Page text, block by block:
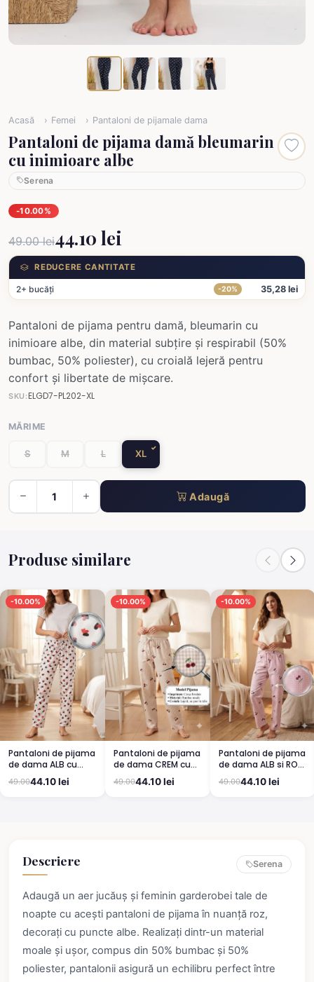
Acasă Femei Pantaloni de pijamale dama
Pantaloni de pijama damă bleumarin
cu inimioare albe
Serena
-10.00%
49.00 lei44.10 lei
REDUCERE CANTITATE
2+ bucăți -20% 35,28 lei
Pantaloni de pijama pentru damă, bleumarin cu
inimioare albe, din material subțire și respirabil (50%
bumbac, 50% poliester), cu croială lejeră pentru
confort și libertate de mișcare.
SKU:ELGD7-PL202-XL
MĂRIME
S M L XL
Adaugă
Produse similare
-10.00%
Pantaloni de pijama
de dama ALB cu
buburuze
49.0044.10 lei
-10.00%
Pantaloni de pijama
de dama CREM cu
CIRESE
49.0044.10 lei
-10.00%
Pantaloni de pijama
de dama ALB si ROZ
cu cirese
49.0044.10 lei
Descriere Serena
Adaugă un aer jucăuș și feminin garderobei tale de
noapte cu acești pantaloni de pijama în nuanță roz,
decorați cu puncte albe. Realizați dintr-un material
moale și ușor, compus din 50% bumbac și 50%
poliester, pantalonii asigură un echilibru perfect între